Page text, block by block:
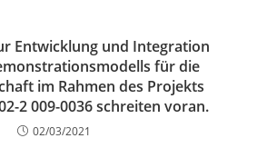
Entwicklung und Integration
für die
im Rahmen des Projekts
2 009-0036 schreiten voran.
02/03/2021